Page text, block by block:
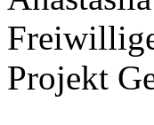
Projekt